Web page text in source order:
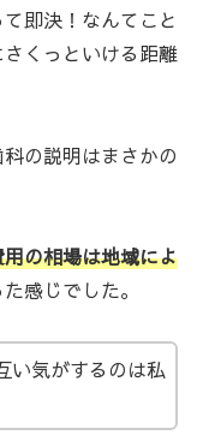
即決！なんてこと
くっといける距離
の説明はまさかの
用の相場は地域によ
感じでした。
い気がするのは私